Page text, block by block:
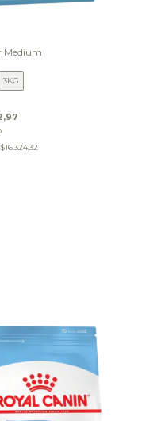
Medium
3KG
$16.324,32